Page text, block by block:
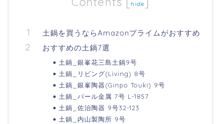
hide
土鍋を買うならAmazonプライムがおすすめ
おすすめの土鍋7選
土鍋_銀峯花三島土鍋9号
土鍋_リビング(Living) 8号
土鍋_銀峯陶器(Ginpo Touki) 9号
土鍋_パール金属 7号 L-1857
土鍋_佐治陶器 9号32-123
土鍋_内山製陶所 9号